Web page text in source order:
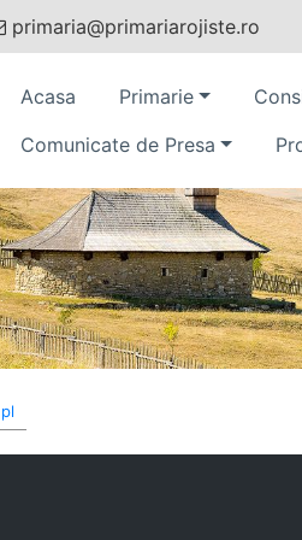
primaria@primariarojiste.ro
Acasa Primarie
Comunicate de Presa